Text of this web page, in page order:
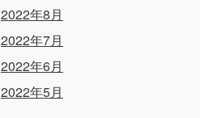
2022年8月
2022年7月
2022年6月
2022年5月